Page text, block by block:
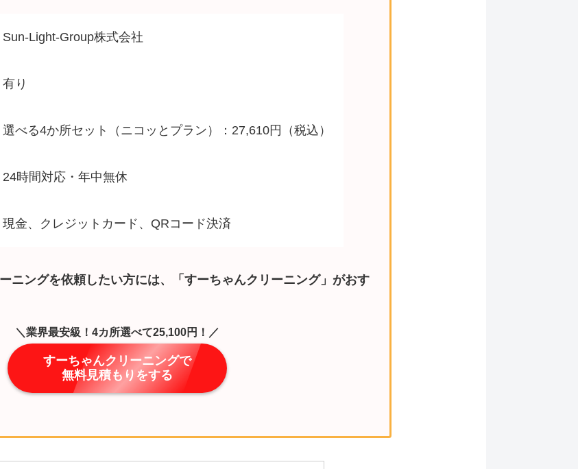
Sun-Light-Group株式会社
有り
選べる4か所セット（ニコッとプラン）：27,610円（税込）
24時間対応・年中無休
現金、クレジットカード、QRコード決済
ニングを依頼したい方には、「すーちゃんクリーニング」がおす
＼業界最安級！4カ所選べて25,100円！／
すーちゃんクリーニングで
無料見積もりをする